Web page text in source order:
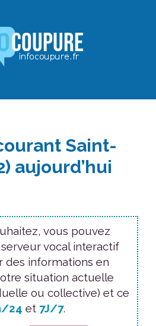
Saint-
aujourd’hui
vous pouvez
vocal interactif
des informations en
situation actuelle
ou collective) et ce
24 et 7J/7.